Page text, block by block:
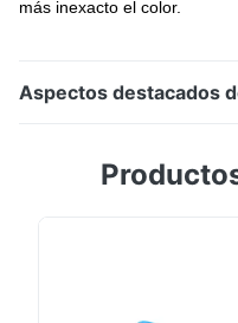
más inexacto el color.
Aspectos destacados
espectrofotómetro de
último color